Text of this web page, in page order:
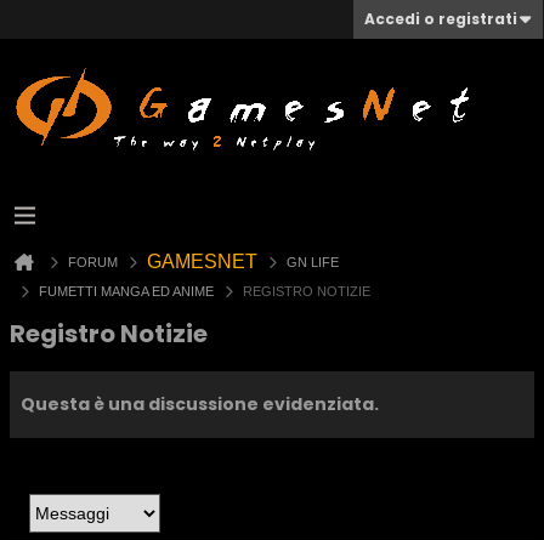
Accedi o registrati
FORUM GAMESNET
GN LIFE
FUMETTI MANGA ED ANIME
REGISTRO NOTIZIE
Registro Notizie
Questa è una discussione evidenziata.